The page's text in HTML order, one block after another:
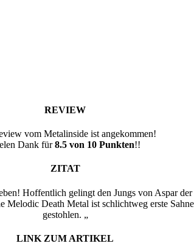
REVIEW
vom Metalinside ist angekommen!
Dank für8.5 von 10 Punkten!!
ZITAT
Hoffentlich gelingt den Jungs von Aspar
Death Metal ist schlichtweg erste
gestohlen. „
LINK ZUM ARTIKEL